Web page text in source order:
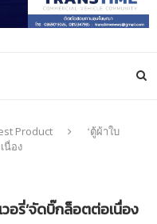
Product
‘ตู้ผ้าใบ
นื่อง
วอรี่’จัดบิ๊กล็อตต่อเนื่อง